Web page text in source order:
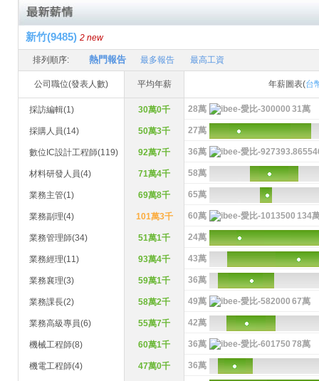
新竹(9485) 2 new
排列順序: 熱門報告 最多報告 最高工資
公司職位(發表人數) 平均年薪 年薪圖表(台
採訪編輯(1) 30萬0千 28萬 31萬
採購人員(14) 50萬3千 27萬
數位IC設計工程師(119) 92萬7千 36萬
材料研發人員(4) 71萬4千 58萬
業務主管(1) 69萬8千 65萬
業務副理(4) 101萬3千 60萬 134
業務管理師(34) 51萬1千 24萬
業務經理(11) 93萬4千 43萬
業務襄理(3) 59萬1千 36萬
業務課長(2) 58萬2千 49萬 67萬
業務高級專員(6) 55萬7千 42萬
機械工程師(8) 60萬1千 36萬 78萬
機電工程師(4) 47萬0千 36萬